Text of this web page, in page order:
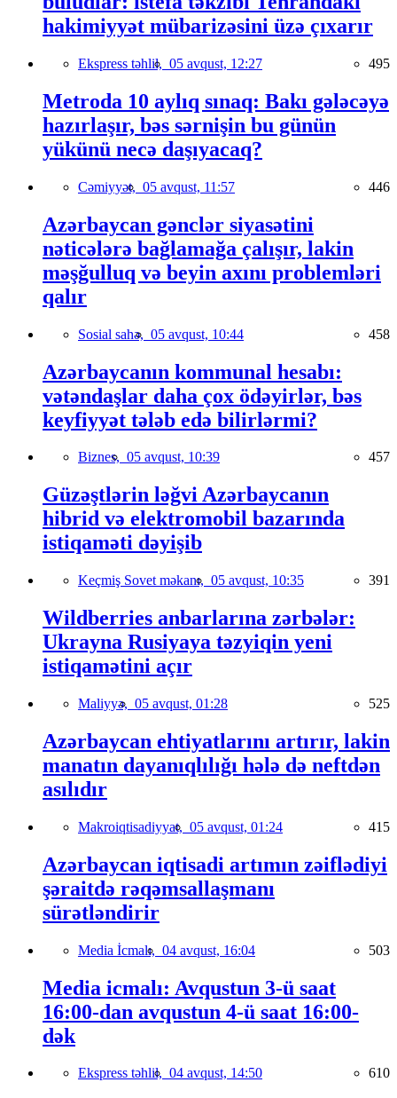
hakimiyyət mübarizəsini üzə çıxarır
Ekspress təhlil, 05 avqust, 12:27 495
Metroda 10 aylıq sınaq: Bakı gələcəyə
hazırlaşır, bəs sərnişin bu günün
yükünü necə daşıyacaq?
Cəmiyyət, 05 avqust, 11:57 446
Azərbaycan gənclər siyasətini
nəticələrə bağlamağa çalışır, lakin
məşğulluq və beyin axını problemləri
qalır
Sosial sahə, 05 avqust, 10:44 458
Azərbaycanın kommunal hesabı:
vətəndaşlar daha çox ödəyirlər, bəs
keyfiyyət tələb edə bilirlərmi?
Biznes, 05 avqust, 10:39 457
Güzəştlərin ləğvi Azərbaycanın
hibrid və elektromobil bazarında
istiqaməti dəyişib
Keçmiş Sovet məkanı, 05 avqust, 10:35 391
Wildberries anbarlarına zərbələr:
Ukrayna Rusiyaya təzyiqin yeni
istiqamətini açır
Maliyyə, 05 avqust, 01:28 525
Azərbaycan ehtiyatlarını artırır, lakin
manatın dayanıqlılığı hələ də neftdən
asılıdır
Makroiqtisadiyyat, 05 avqust, 01:24 415
Azərbaycan iqtisadi artımın zəiflədiyi
şəraitdə rəqəmsallaşmanı
sürətləndirir
Media İcmalı, 04 avqust, 16:04 503
Media icmalı: Avqustun 3-ü saat
16:00-dan avqustun 4-ü saat 16:00-
dək
Ekspress təhlil, 04 avqust, 14:50 610